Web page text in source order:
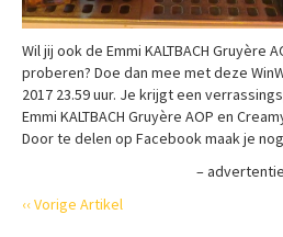
Wil jij ook de Emmi KALTBACH Gruyère
proberen? Doe dan mee met deze
2017 23.59 uur. Je krijgt een
Emmi KALTBACH Gruyère AOP en
Door te delen op Facebook maak je
–
‹‹ Vorige Artikel